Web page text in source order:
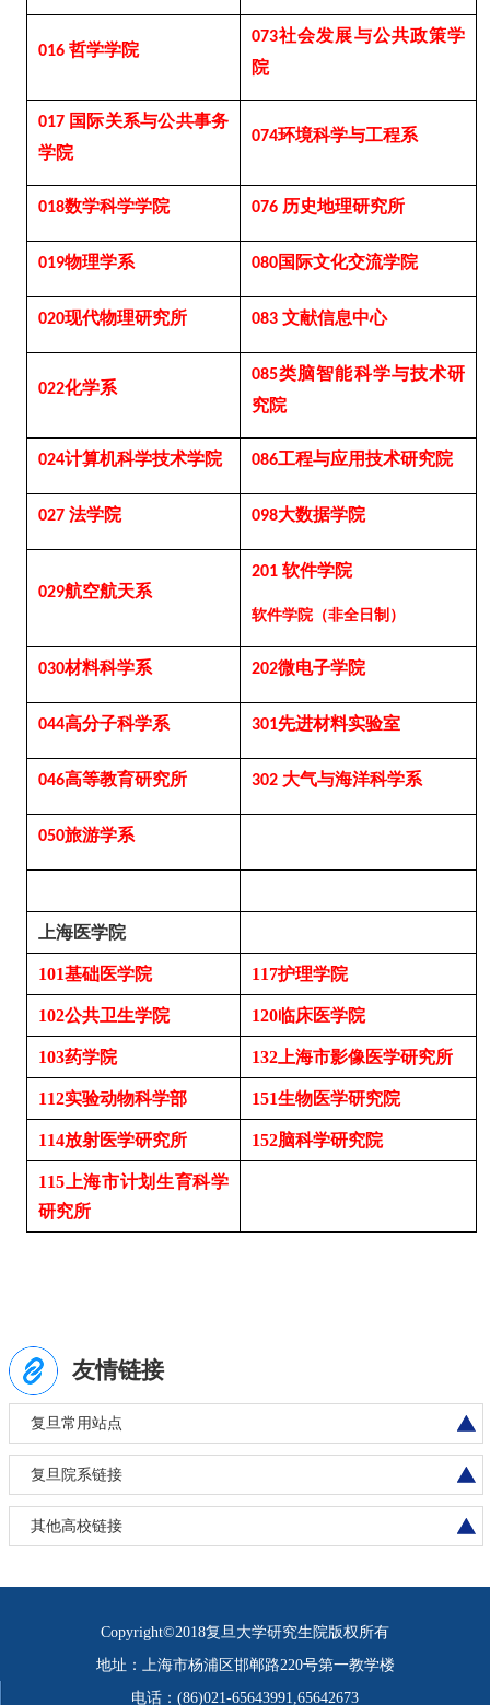
016 哲学学院
073社会发展与公共政策学
院
017 国际关系与公共事务
学院
074环境科学与工程系
018数学科学学院 076 历史地理研究所
019物理学系 080国际文化交流学院
020现代物理研究所 083 文献信息中心
022化学系
085类脑智能科学与技术研
究院
024计算机科学技术学院 086工程与应用技术研究院
027 法学院 098大数据学院
029航空航天系
201 软件学院
软件学院（非全日制）
030材料科学系 202微电子学院
044高分子科学系 301先进材料实验室
046高等教育研究所 302 大气与海洋科学系
050旅游学系
上海医学院
101基础医学院 117护理学院
102公共卫生学院 120临床医学院
103药学院 132上海市影像医学研究所
112实验动物科学部 151生物医学研究院
114放射医学研究所 152脑科学研究院
115上海市计划生育科学
研究所
友情链接
复旦常用站点
复旦院系链接
其他高校链接
Copyright©2018复旦大学研究生院版权所有
地址：上海市杨浦区邯郸路220号第一教学楼
电话：(86)021-65643991,65642673